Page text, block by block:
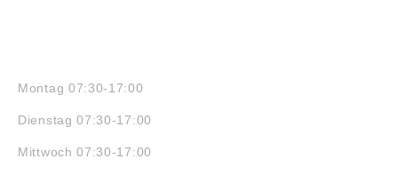
Montag 07:30-17:00
Dienstag 07:30-17:00
Mittwoch 07:30-17:00